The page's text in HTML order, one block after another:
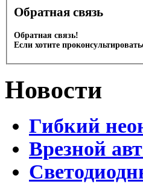
Обратная связь
Обратная связь!
Если хотите
Новости
Гибкий
Врезной